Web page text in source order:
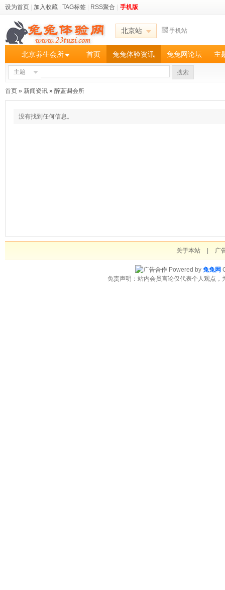
设为首页 加入收藏 TAG标签 RSS聚合 手机版
北京站 手机站
北京养生会所 首页 兔兔体验资讯 兔兔网论坛 主
主题 搜索
首页 » 新闻资讯 » 醉蓝调会所
没有找到任何信息。
关于本站 广
Powered by 兔兔网
免责声明：站内会员言论仅代表个人观点